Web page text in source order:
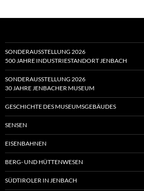
SONDERAUSSTELLUNG 2026
500 JAHRE INDUSTRIESTANDORT JENBACH
SONDERAUSSTELLUNG 2026
30 JAHRE JENBACHER MUSEUM
GESCHICHTE DES MUSEUMSGEBÄUDES
SENSEN
EISENBAHNEN
BERG- UND HÜTTENWESEN
SÜDTIROLER IN JENBACH